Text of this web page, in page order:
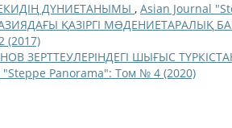
ДҮНИЕТАНЫМЫ , Asian Journal
ҚАЗІРГІ МƏДЕНИЕТАРАЛЫҚ
(2017)
ЗЕРТТЕУЛЕРІНДЕГІ ШЫҒЫС
"Steppe Panorama": Том № 4 (2020)